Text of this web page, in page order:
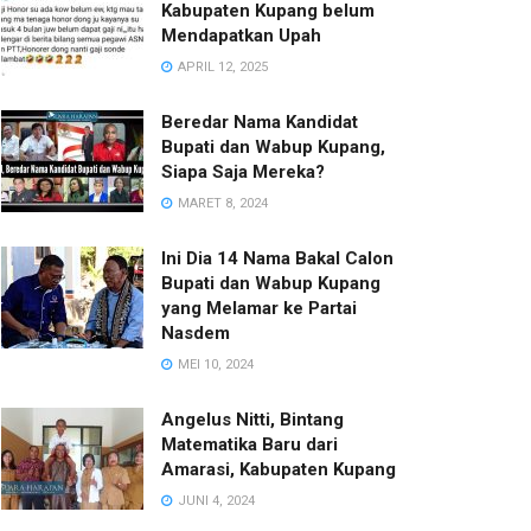
Kabupaten Kupang belum
Mendapatkan Upah
APRIL 12, 2025
Beredar Nama Kandidat
Bupati dan Wabup Kupang,
Siapa Saja Mereka?
MARET 8, 2024
Ini Dia 14 Nama Bakal Calon
Bupati dan Wabup Kupang
yang Melamar ke Partai
Nasdem
MEI 10, 2024
Angelus Nitti, Bintang
Matematika Baru dari
Amarasi, Kabupaten Kupang
JUNI 4, 2024